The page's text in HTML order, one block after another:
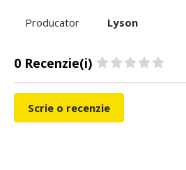
Producator Lyson
0 Recenzie(i)
Scrie o recenzie